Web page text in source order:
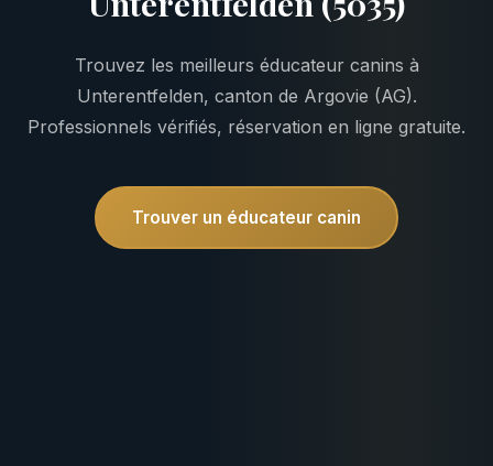
Trouvez les meilleurs éducateur canins à
Unterentfelden, canton de Argovie (AG).
Professionnels vérifiés, réservation en ligne gratuite.
Trouver un éducateur canin